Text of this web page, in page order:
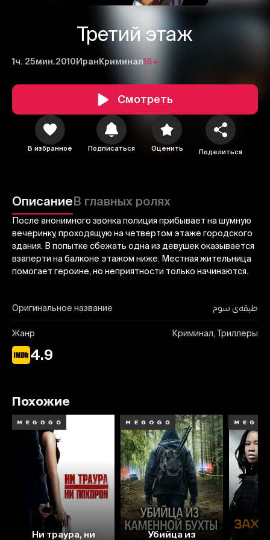
Третий этаж
1ч. 25мин.2010 Иран Криминал16+
Смотреть
В избранное Подписаться Оценить Поделиться
ОписаниеВ главных ролях
После анонимного звонка полиция прибывает на шумную
вечеринку, проходящую на четвертом этаже городского
здания. В попытке сбежать одна из девушек оказывается
взаперти на балконе этажом ниже. Местная жительница
помогает героине, но неприятности только начинаются.
Оригинальное название طبقه‌ی سوم
Жанр Криминал, Триллеры
4.9
1 2 3
Похожие
Ни траура, ни
3.6
Убийца из
4.4